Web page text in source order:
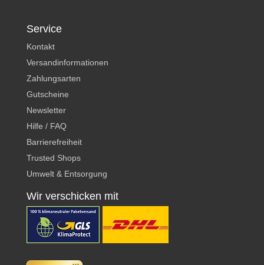
Service
Kontakt
Versandinformationen
Zahlungsarten
Gutscheine
Newsletter
Hilfe / FAQ
Barrierefreiheit
Trusted Shops
Umwelt & Entsorgung
Wir verschicken mit